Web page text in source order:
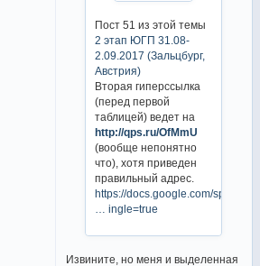
Пост 51 из этой темы
2 этап ЮГП 31.08-
2.09.2017 (Зальцбург,
Австрия)
Вторая гиперссылка
(перед первой
таблицей) ведет на
http://qps.ru/OfMmU
(вообще непонятно
что), хотя приведен
правильный адрес.
https://docs.google.com/
… ingle=true
Извините, но меня и выделенная